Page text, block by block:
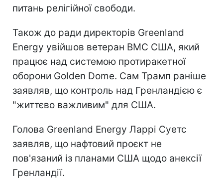
питань релігійної свободи.
Також до ради директорів Greenland
Energy увійшов ветеран ВМС США, який
працює над системою протиракетної
оборони Golden Dome. Сам Трамп раніше
заявляв, що контроль над Гренландією є
"життєво важливим" для США.
Голова Greenland Energy Ларрі Суетс
заявляв, що нафтовий проєкт не
пов'язаний із планами США щодо анексії
Гренландії.